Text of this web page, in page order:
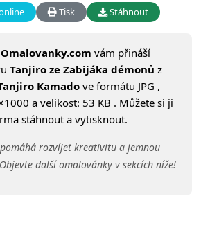
Tisk Stáhnout
vám přináší
Tanjiro ze Zabijáka démonů z
Kamadove formátu JPG ,
a velikost: 53 KB . Můžete si ji
stáhnout a vytisknout.
rozvíjet kreativitu a jemnou
další omalovánky v sekcích níže!